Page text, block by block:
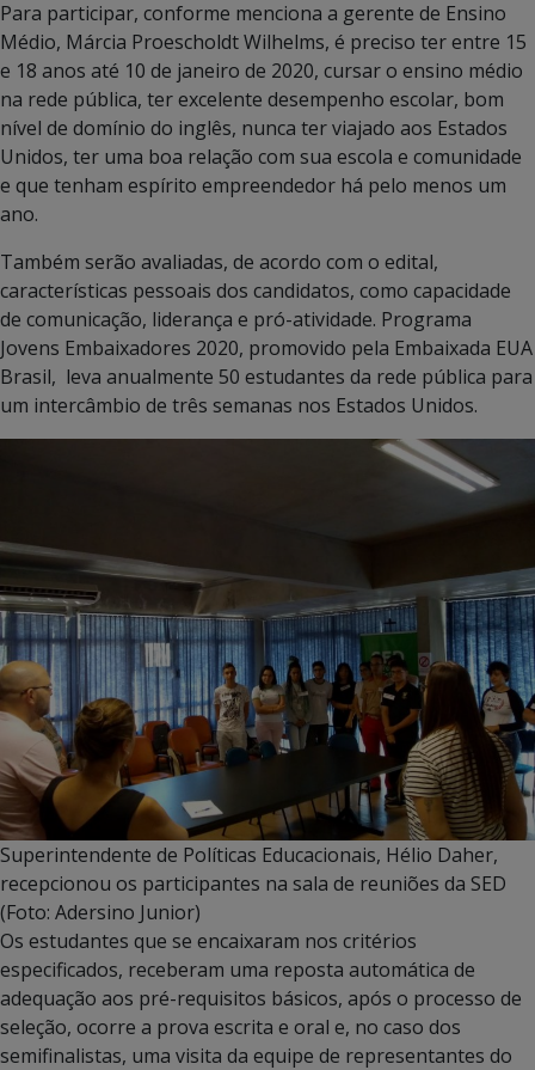
Para participar, conforme menciona a gerente de Ensino
Médio, Márcia Proescholdt Wilhelms, é preciso ter entre 15
e 18 anos até 10 de janeiro de 2020, cursar o ensino médio
na rede pública, ter excelente desempenho escolar, bom
nível de domínio do inglês, nunca ter viajado aos Estados
Unidos, ter uma boa relação com sua escola e comunidade
e que tenham espírito empreendedor há pelo menos um
ano.
Também serão avaliadas, de acordo com o edital,
características pessoais dos candidatos, como capacidade
de comunicação, liderança e pró-atividade. Programa
Jovens Embaixadores 2020, promovido pela Embaixada EUA
Brasil, leva anualmente 50 estudantes da rede pública para
um intercâmbio de três semanas nos Estados Unidos.
Superintendente de Políticas Educacionais, Hélio Daher,
recepcionou os participantes na sala de reuniões da SED
(Foto: Adersino Junior)
Os estudantes que se encaixaram nos critérios
especificados, receberam uma reposta automática de
adequação aos pré-requisitos básicos, após o processo de
seleção, ocorre a prova escrita e oral e, no caso dos
semifinalistas, uma visita da equipe de representantes do